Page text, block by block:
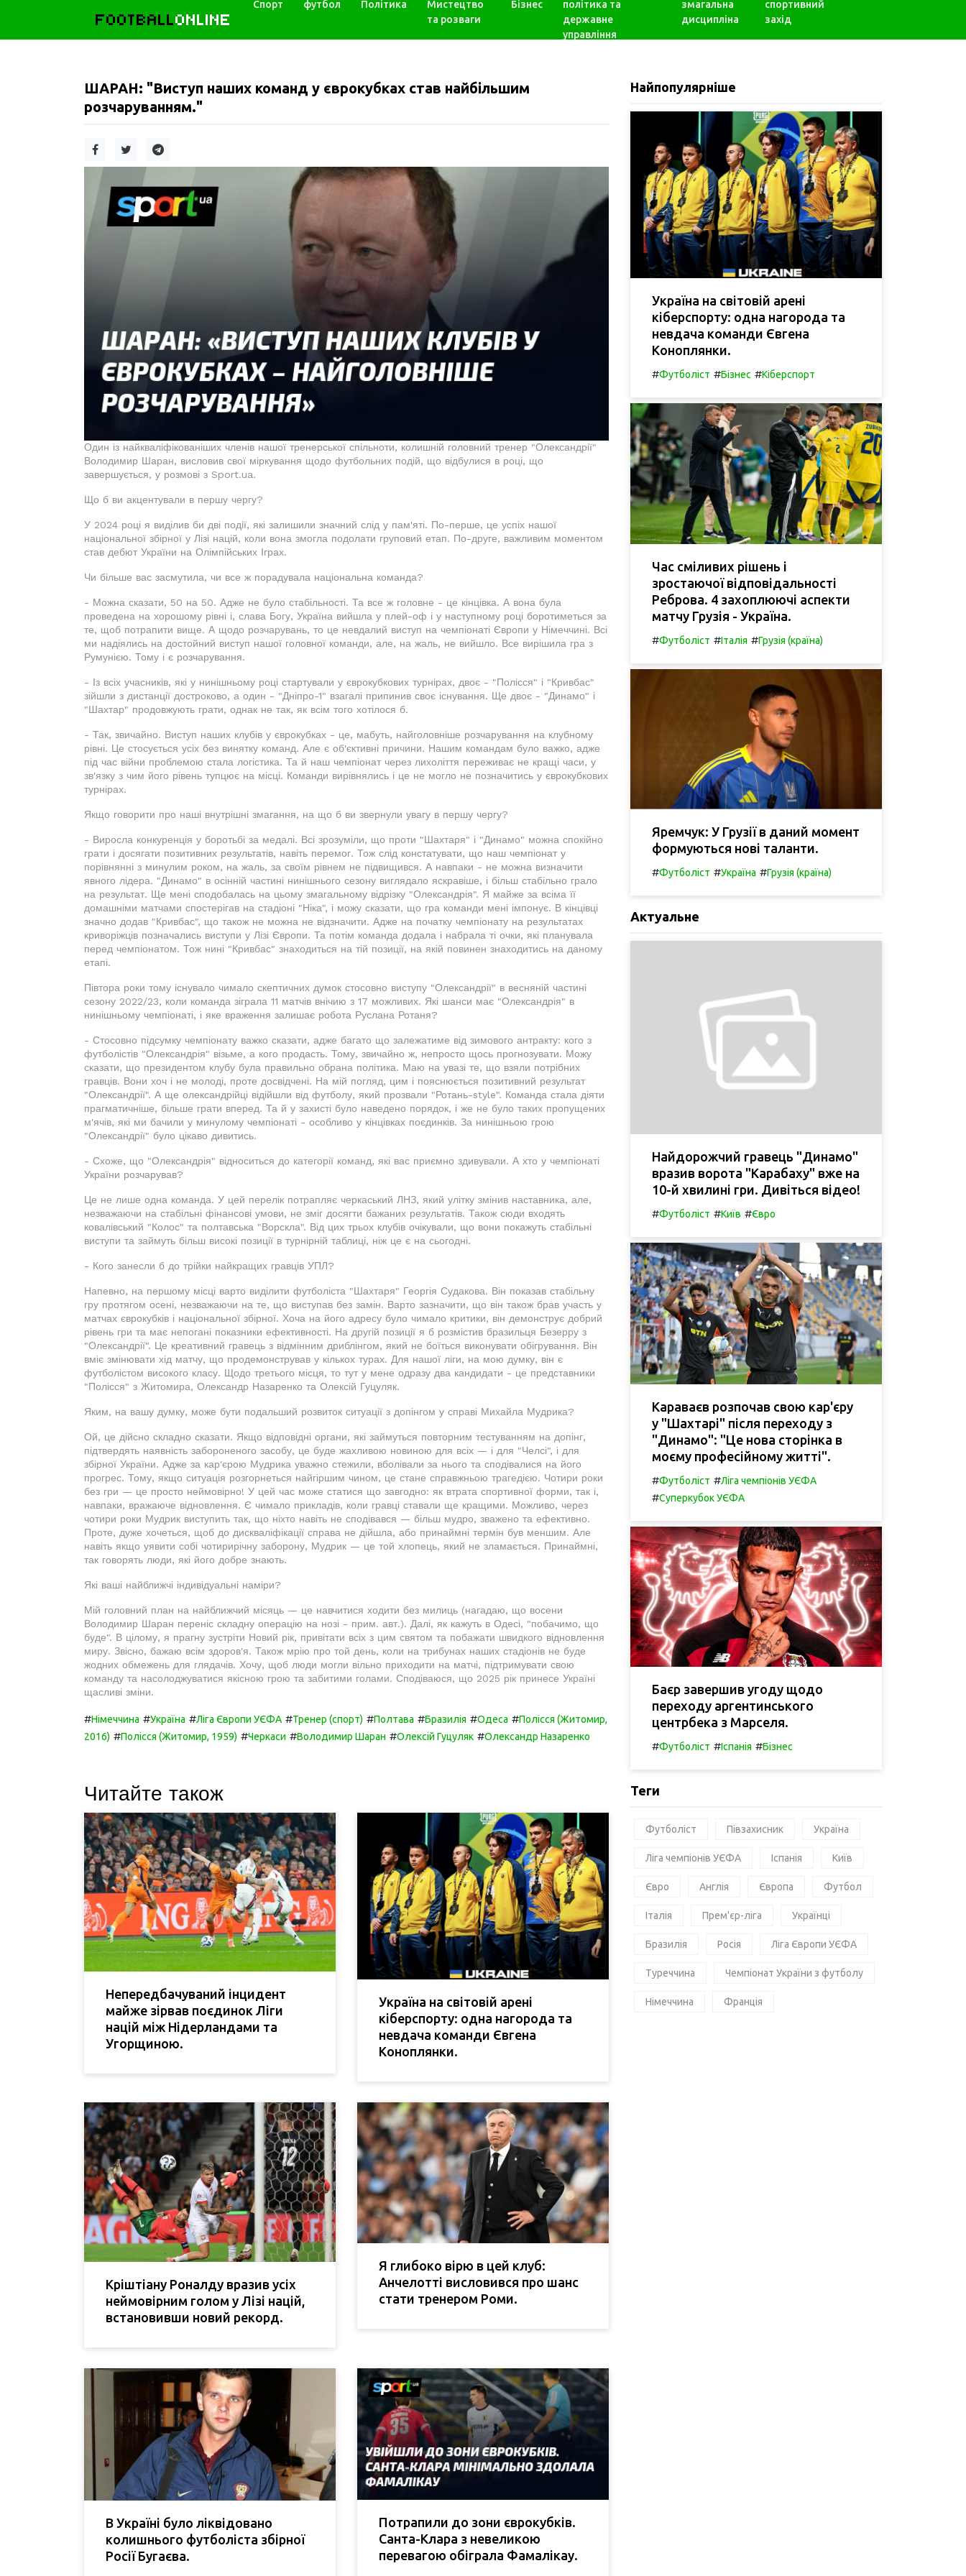
FOOTBALLONLINE
Спорт футбол Політика
Мистецтво
та розваги
Бізнес
політика та
державне
управління
змагальна
дисципліна
спортивний
захід
ШАРАН: "Виступ наших команд у єврокубках став найбільшим
розчаруванням."
Один із найкваліфікованіших членів нашої тренерської спільноти, колишній головний тренер "Олександрії"
Володимир Шаран, висловив свої міркування щодо футбольних подій, що відбулися в році, що
завершується, у розмові з Sport.ua.
Що б ви акцентували в першу чергу?
У 2024 році я виділив би дві події, які залишили значний слід у пам'яті. По-перше, це успіх нашої
національної збірної у Лізі націй, коли вона змогла подолати груповий етап. По-друге, важливим моментом
став дебют України на Олімпійських Іграх.
Чи більше вас засмутила, чи все ж порадувала національна команда?
- Можна сказати, 50 на 50. Адже не було стабільності. Та все ж головне - це кінцівка. А вона була
проведена на хорошому рівні і, слава Богу, Україна вийшла у плей-оф і у наступному році боротиметься за
те, щоб потрапити вище. А щодо розчарувань, то це невдалий виступ на чемпіонаті Європи у Німеччині. Всі
ми надіялись на достойний виступ нашої головної команди, але, на жаль, не вийшло. Все вирішила гра з
Румунією. Тому і є розчарування.
- Із всіх учасників, які у нинішньому році стартували у єврокубкових турнірах, двоє - "Полісся" і "Кривбас"
зійшли з дистанції достроково, а один - "Дніпро-1" взагалі припинив своє існування. Ще двоє - "Динамо" і
"Шахтар" продовжують грати, однак не так, як всім того хотілося б.
- Так, звичайно. Виступ наших клубів у єврокубках - це, мабуть, найголовніше розчарування на клубному
рівні. Це стосується усіх без винятку команд. Але є об'єктивні причини. Нашим командам було важко, адже
під час війни проблемою стала логістика. Та й наш чемпіонат через лихоліття переживає не кращі часи, у
зв'язку з чим його рівень тупцює на місці. Команди вирівнялись і це не могло не позначитись у єврокубкових
турнірах.
Якщо говорити про наші внутрішні змагання, на що б ви звернули увагу в першу чергу?
- Виросла конкуренція у боротьбі за медалі. Всі зрозуміли, що проти "Шахтаря" і "Динамо" можна спокійно
грати і досягати позитивних результатів, навіть перемог. Тож слід констатувати, що наш чемпіонат у
порівнянні з минулим роком, на жаль, за своїм рівнем не підвищився. А навпаки - не можна визначити
явного лідера. "Динамо" в осінній частині нинішнього сезону виглядало яскравіше, і більш стабільно грало
на результат. Ще мені сподобалась на цьому змагальному відрізку "Олександрія". Я майже за всіма її
домашніми матчами спостерігав на стадіоні "Ніка", і можу сказати, що гра команди мені імпонує. В кінцівці
значно додав "Кривбас", що також не можна не відзначити. Адже на початку чемпіонату на результатах
криворіжців позначались виступи у Лізі Європи. Та потім команда додала і набрала ті очки, які планувала
перед чемпіонатом. Тож нині "Кривбас" знаходиться на тій позиції, на якій повинен знаходитись на даному
етапі.
Півтора роки тому існувало чимало скептичних думок стосовно виступу "Олександрії" в весняній частині
сезону 2022/23, коли команда зіграла 11 матчів внічию з 17 можливих. Які шанси має "Олександрія" в
нинішньому чемпіонаті, і яке враження залишає робота Руслана Ротаня?
- Стосовно підсумку чемпіонату важко сказати, адже багато що залежатиме від зимового антракту: кого з
футболістів "Олександрія" візьме, а кого продасть. Тому, звичайно ж, непросто щось прогнозувати. Можу
сказати, що президентом клубу була правильно обрана політика. Маю на увазі те, що взяли потрібних
гравців. Вони хоч і не молоді, проте досвідчені. На мій погляд, цим і пояснюється позитивний результат
"Олександрії". А ще олександрійці відійшли від футболу, який прозвали "Ротань-style". Команда стала діяти
прагматичніше, більше грати вперед. Та й у захисті було наведено порядок, і же не було таких пропущених
м'ячів, які ми бачили у минулому чемпіонаті - особливо у кінцівках поєдинків. За нинішньою грою
"Олександрії" було цікаво дивитись.
- Схоже, що "Олександрія" відноситься до категорії команд, які вас приємно здивували. А хто у чемпіонаті
України розчарував?
Це не лише одна команда. У цей перелік потрапляє черкаський ЛНЗ, який улітку змінив наставника, але,
незважаючи на стабільні фінансові умови, не зміг досягти бажаних результатів. Також сюди входять
ковалівський "Колос" та полтавська "Ворскла". Від цих трьох клубів очікували, що вони покажуть стабільні
виступи та займуть більш високі позиції в турнірній таблиці, ніж це є на сьогодні.
- Кого занесли б до трійки найкращих гравців УПЛ?
Напевно, на першому місці варто виділити футболіста "Шахтаря" Георгія Судакова. Він показав стабільну
гру протягом осені, незважаючи на те, що виступав без замін. Варто зазначити, що він також брав участь у
матчах єврокубків і національної збірної. Хоча на його адресу було чимало критики, він демонструє добрий
рівень гри та має непогані показники ефективності. На другій позиції я б розмістив бразильця Безерру з
"Олександрії". Це креативний гравець з відмінним дриблінгом, який не боїться виконувати обігрування. Він
вміє змінювати хід матчу, що продемонстрував у кількох турах. Для нашої ліги, на мою думку, він є
футболістом високого класу. Щодо третього місця, то тут у мене одразу два кандидати - це представники
"Полісся" з Житомира, Олександр Назаренко та Олексій Гуцуляк.
Яким, на вашу думку, може бути подальший розвиток ситуації з допінгом у справі Михайла Мудрика?
Ой, це дійсно складно сказати. Якщо відповідні органи, які займуться повторним тестуванням на допінг,
підтвердять наявність забороненого засобу, це буде жахливою новиною для всіх — і для "Челсі", і для
збірної України. Адже за кар'єрою Мудрика уважно стежили, вболівали за нього та сподівалися на його
прогрес. Тому, якщо ситуація розгорнеться найгіршим чином, це стане справжньою трагедією. Чотири роки
без гри — це просто неймовірно! У цей час може статися що завгодно: як втрата спортивної форми, так і,
навпаки, вражаюче відновлення. Є чимало прикладів, коли гравці ставали ще кращими. Можливо, через
чотири роки Мудрик виступить так, що ніхто навіть не сподівався — більш мудро, зважено та ефективно.
Проте, дуже хочеться, щоб до дискваліфікації справа не дійшла, або принаймні термін був меншим. Але
навіть якщо уявити собі чотирирічну заборону, Мудрик — це той хлопець, який не зламається. Принаймні,
так говорять люди, які його добре знають.
Які ваші найближчі індивідуальні наміри?
Мій головний план на найближчий місяць — це навчитися ходити без милиць (нагадаю, що восени
Володимир Шаран переніс складну операцію на нозі - прим. авт.). Далі, як кажуть в Одесі, "побачимо, що
буде". В цілому, я прагну зустріти Новий рік, привітати всіх з цим святом та побажати швидкого відновлення
миру. Звісно, бажаю всім здоров'я. Також мрію про той день, коли на трибунах наших стадіонів не буде
жодних обмежень для глядачів. Хочу, щоб люди могли вільно приходити на матчі, підтримувати свою
команду та насолоджуватися якісною грою та забитими голами. Сподіваюся, що 2025 рік принесе Україні
щасливі зміни.
#Німеччина #Україна #Ліга Європи УЄФА #Тренер (спорт) #Полтава #Бразилія #Одеса #Полісся (Житомир,
2016) #Полісся (Житомир, 1959) #Черкаси #Володимир Шаран #Олексій Гуцуляк #Олександр Назаренко
Читайте також
Непередбачуваний інцидент
майже зірвав поєдинок Ліги
націй між Нідерландами та
Угорщиною.
Україна на світовій арені
кіберспорту: одна нагорода та
невдача команди Євгена
Коноплянки.
Кріштіану Роналду вразив усіх
неймовірним голом у Лізі націй,
встановивши новий рекорд.
Я глибоко вірю в цей клуб:
Анчелотті висловився про шанс
стати тренером Роми.
В Україні було ліквідовано
колишнього футболіста збірної
Росії Бугаєва.
Потрапили до зони єврокубків.
Санта-Клара з невеликою
перевагою обіграла Фамалікау.
Найпопулярніше
Україна на світовій арені
кіберспорту: одна нагорода та
невдача команди Євгена
Коноплянки.
#Футболіст #Бізнес #Кіберспорт
Час сміливих рішень і
зростаючої відповідальності
Реброва. 4 захоплюючі аспекти
матчу Грузія - Україна.
#Футболіст #Італія #Грузія (країна)
Яремчук: У Грузії в даний момент
формуються нові таланти.
#Футболіст #Україна #Грузія (країна)
Актуальне
Найдорожчий гравець "Динамо"
вразив ворота "Карабаху" вже на
10-й хвилині гри. Дивіться відео!
#Футболіст #Київ #Євро
Караваєв розпочав свою кар'єру
у "Шахтарі" після переходу з
"Динамо": "Це нова сторінка в
моєму професійному житті".
#Футболіст #Ліга чемпіонів УЄФА
#Суперкубок УЄФА
Баєр завершив угоду щодо
переходу аргентинського
центрбека з Марселя.
#Футболіст #Іспанія #Бізнес
Теги
Футболіст Півзахисник Україна
Ліга чемпіонів УЄФА Іспанія Київ
Євро Англія Європа Футбол
Італія Прем'єр-ліга Українці
Бразилія Росія Ліга Європи УЄФА
Туреччина Чемпіонат України з футболу
Німеччина Франція